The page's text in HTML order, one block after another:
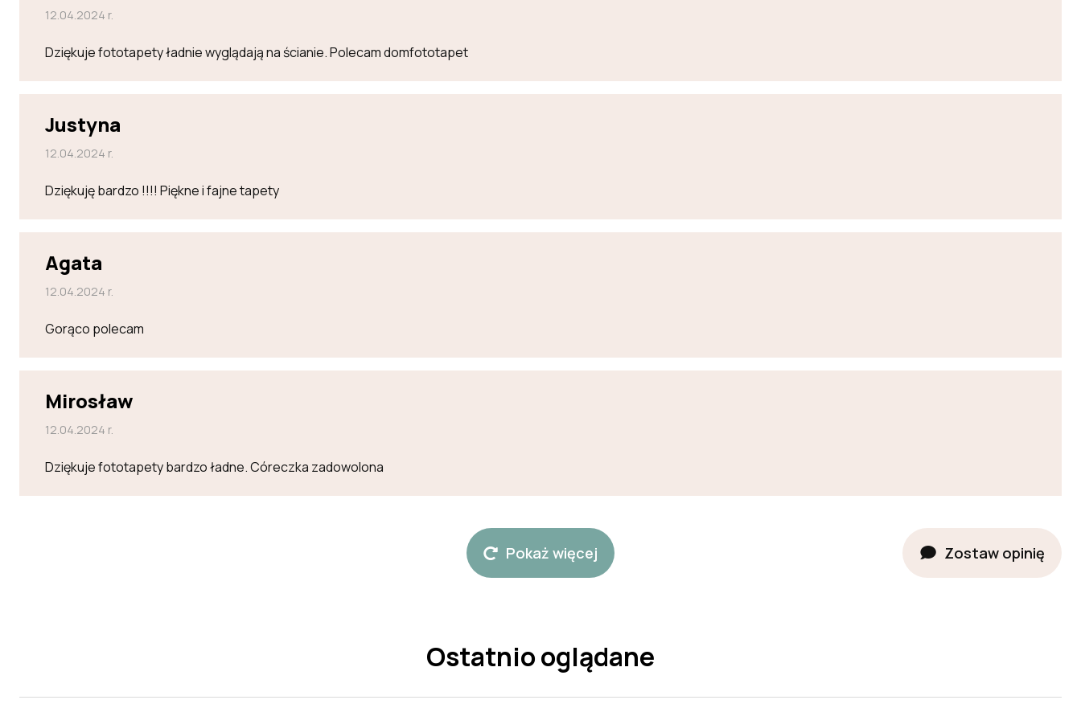
12.04.2024 r.
Dziękuje fototapety ładnie wyglądają na ścianie. Polecam domfototapet
Justyna
12.04.2024 r.
Dziękuję bardzo !!!! Piękne i fajne tapety
Agata
12.04.2024 r.
Gorąco polecam
Mirosław
12.04.2024 r.
Dziękuje fototapety bardzo ładne. Córeczka zadowolona
Pokaż więcej Zostaw opinię
Ostatnio oglądane